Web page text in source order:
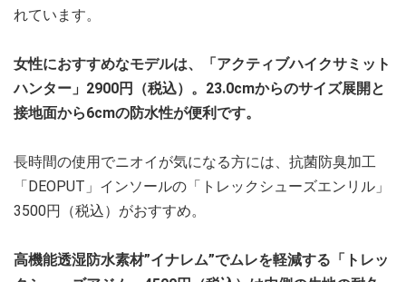
れています。
女性におすすめなモデルは、「アクティブハイクサミット
ハンター」2900円（税込）。23.0cmからのサイズ展開と
接地面から6cmの防水性が便利です。
長時間の使用でニオイが気になる方には、抗菌防臭加工
「DEOPUT」インソールの「トレックシューズエンリル」
3500円（税込）がおすすめ。
高機能透湿防水素材”イナレム”でムレを軽減する「トレッ